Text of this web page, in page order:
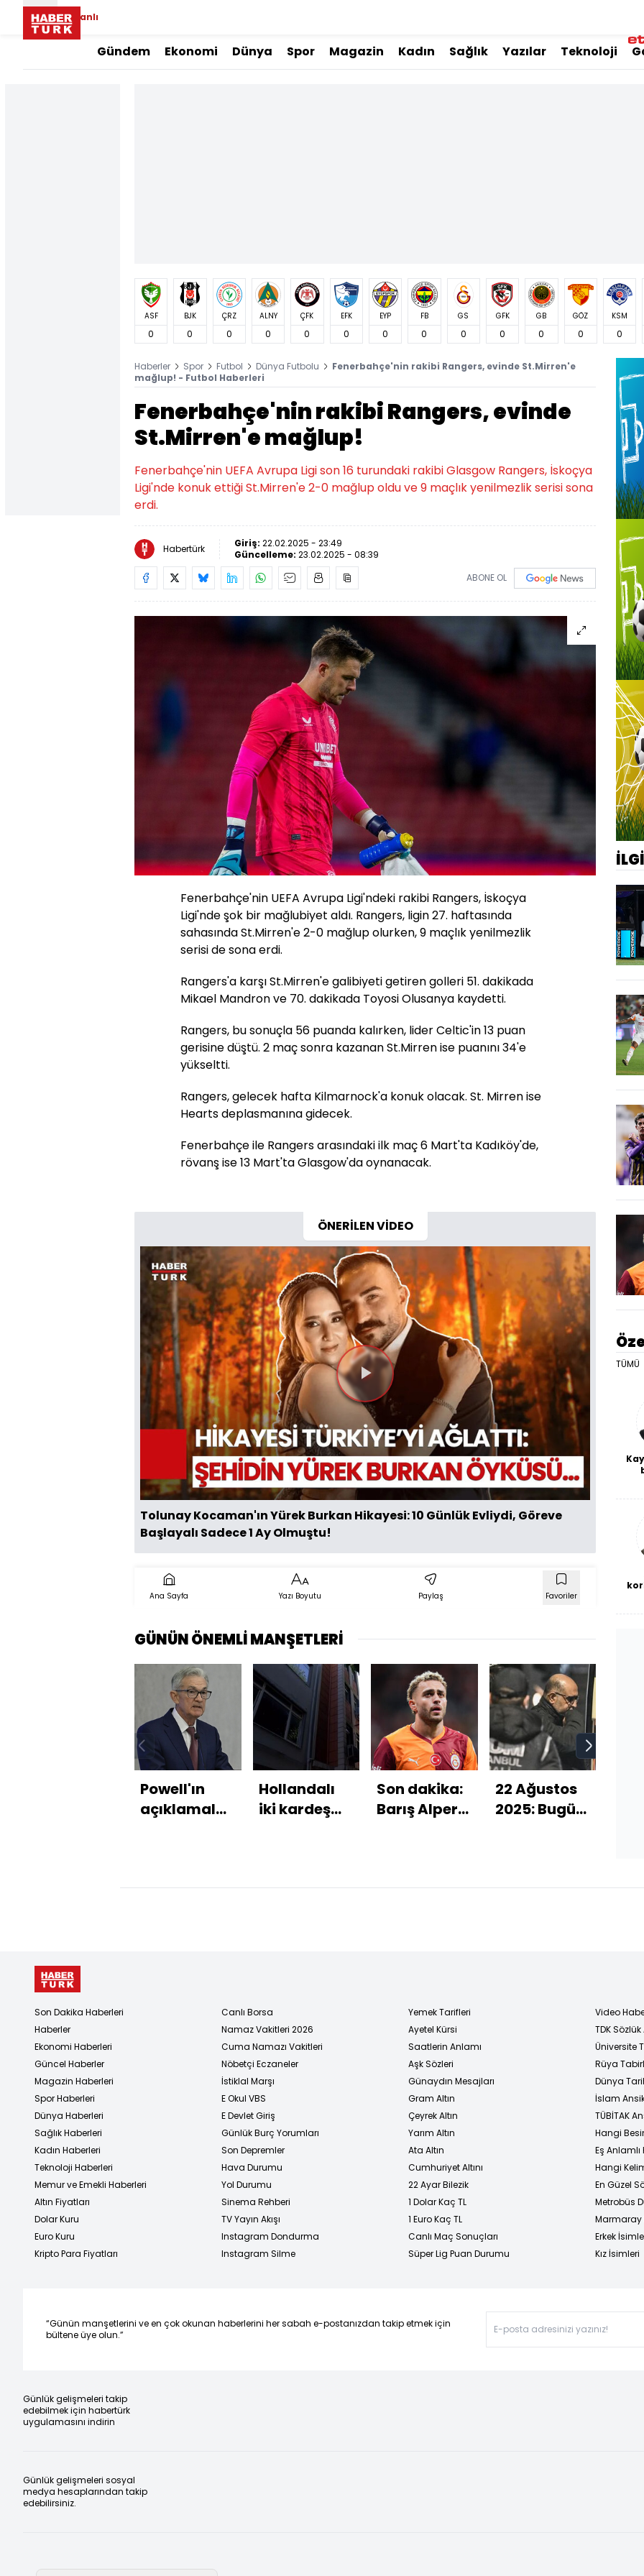
Canlı
Gündem Ekonomi Dünya Spor Magazin Kadın Sağlık Yazılar Teknoloji
ASF
0
BJK
0
ÇRZ
0
ALNY
0
ÇFK
0
EFK
0
EYP
0
FB
0
GS
0
GFK
0
GB
0
GÖZ
0
KSM
0
Haberler Spor Futbol Dünya Futbolu
Fenerbahçe'nin rakibi Rangers, evinde St.Mirren'e
mağlup! - Futbol Haberleri
Fenerbahçe'nin rakibi Rangers, evinde
St.Mirren'e mağlup!
Fenerbahçe'nin UEFA Avrupa Ligi son 16 turundaki rakibi Glasgow Rangers, İskoçya
Ligi'nde konuk ettiği St.Mirren'e 2-0 mağlup oldu ve 9 maçlık yenilmezlik serisi sona
erdi.
Habertürk Giriş: 22.02.2025 - 23:49
Güncelleme: 23.02.2025 - 08:39
ABONE OL
Fenerbahçe'nin UEFA Avrupa Ligi'ndeki rakibi Rangers, İskoçya
Ligi'nde şok bir mağlubiyet aldı. Rangers, ligin 27. haftasında
sahasında St.Mirren'e 2-0 mağlup olurken, 9 maçlık yenilmezlik
serisi de sona erdi.
Rangers'a karşı St.Mirren'e galibiyeti getiren golleri 51. dakikada
Mikael Mandron ve 70. dakikada Toyosi Olusanya kaydetti.
Rangers, bu sonuçla 56 puanda kalırken, lider Celtic'in 13 puan
gerisine düştü. 2 maç sonra kazanan St.Mirren ise puanını 34'e
yükseltti.
Rangers, gelecek hafta Kilmarnock'a konuk olacak. St. Mirren ise
Hearts deplasmanına gidecek.
Fenerbahçe ile Rangers arasındaki ilk maç 6 Mart'ta Kadıköy'de,
rövanş ise 13 Mart'ta Glasgow'da oynanacak.
ÖNERİLEN VİDEO
Videoyu
Oynat
Tolunay Kocaman'ın Yürek Burkan Hikayesi: 10 Günlük Evliydi, Göreve
Başlayalı Sadece 1 Ay Olmuştu!
Ana Sayfa Yazı Boyutu Paylaş Favoriler
GÜNÜN ÖNEMLİ MANŞETLERİ
Powell'ın
açıklamaları
Hollandalı
iki kardeş
Son dakika:
Barış Alper
22 Ağustos
2025: Bugün
TÜMÜ
Son Dakika Haberleri
Haberler
Ekonomi Haberleri
Güncel Haberler
Magazin Haberleri
Spor Haberleri
Dünya Haberleri
Sağlık Haberleri
Kadın Haberleri
Teknoloji Haberleri
Memur ve Emekli Haberleri
Altın Fiyatları
Dolar Kuru
Euro Kuru
Kripto Para Fiyatları
Canlı Borsa
Namaz Vakitleri 2026
Cuma Namazı Vakitleri
Nöbetçi Eczaneler
İstiklal Marşı
E Okul VBS
E Devlet Giriş
Günlük Burç Yorumları
Son Depremler
Hava Durumu
Yol Durumu
Sinema Rehberi
TV Yayın Akışı
Instagram Dondurma
Instagram Silme
Yemek Tarifleri
Ayetel Kürsi
Saatlerin Anlamı
Aşk Sözleri
Günaydın Mesajları
Gram Altın
Çeyrek Altın
Yarım Altın
Ata Altın
Cumhuriyet Altını
22 Ayar Bilezik
1 Dolar Kaç TL
1 Euro Kaç TL
Canlı Maç Sonuçları
Süper Lig Puan Durumu
Video
TDK
Üniversite
Rüya
Dünya
İslam
TÜBİTAK
Hangi
Eş
Hangi
En Güzel
Metrobüs
Marmaray
Erkek
Kız İsimleri
“Günün manşetlerini ve en çok okunan haberlerini her sabah e-postanızdan takip etmek için
bültene üye olun.”
Günlük gelişmeleri takip
edebilmek için habertürk
uygulamasını indirin
Günlük gelişmeleri sosyal
medya hesaplarından takip
edebilirsiniz.